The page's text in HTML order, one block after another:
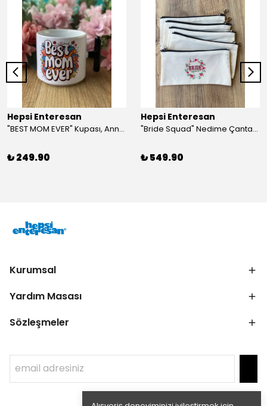
Hepsi Enteresan
"BEST MOM EVER" Kupası, Anneye Hediye, Anneler Günü, Porselen T Kupa
₺ 249.90
Hepsi Enteresan
"Bride Squad" Nedime Çantası, Kına Hediyesi, Düğün Hediyesi (5 adet)
₺ 549.90
Kurumsal
Yardım Masası
Sözleşmeler